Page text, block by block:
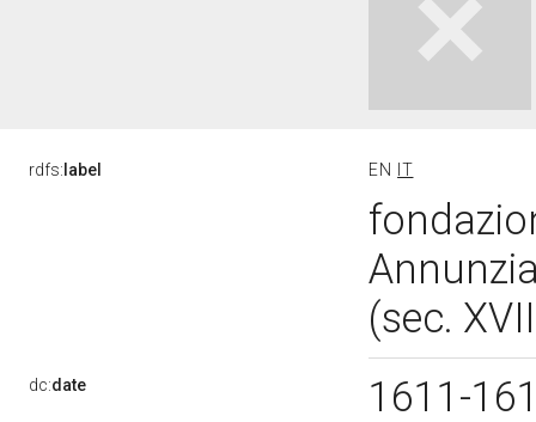
rdfs: label EN IT
(sec.
dc:date 1611-